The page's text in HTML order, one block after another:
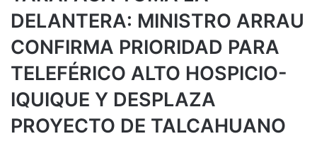
DELANTERA: MINISTRO ARRAU
CONFIRMA PRIORIDAD PARA
TELEFÉRICO ALTO HOSPICIO-
IQUIQUE Y DESPLAZA
PROYECTO DE TALCAHUANO